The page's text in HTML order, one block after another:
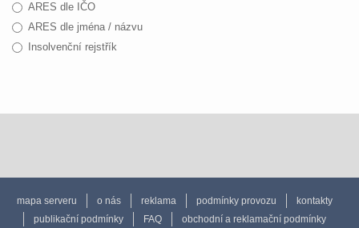
ARES dle IČO
ARES dle jména / názvu
Insolvenční rejstřík
mapa serveru o nás reklama podmínky provozu
kontakty
publikační podmínky
FAQ obchodní a reklamační podmínky